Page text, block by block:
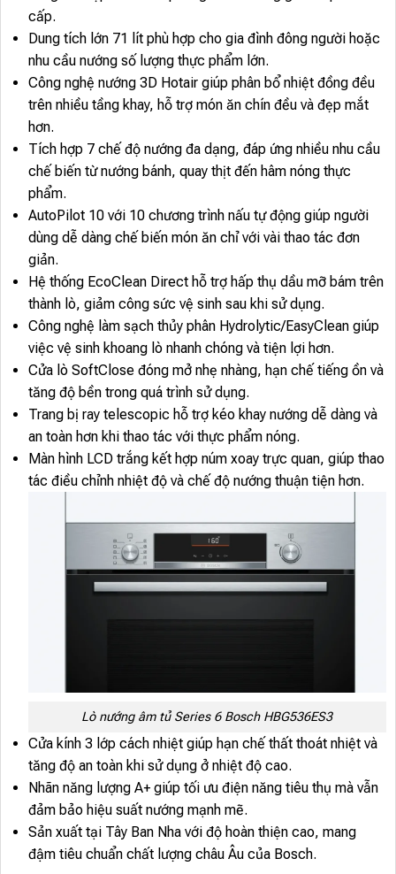
cấp.
Dung tích lớn 71 lít phù hợp cho gia đình đông người hoặc
nhu cầu nướng số lượng thực phẩm lớn.
Công nghệ nướng 3D Hotair giúp phân bổ nhiệt đồng đều
trên nhiều tầng khay, hỗ trợ món ăn chín đều và đẹp mắt
hơn.
Tích hợp 7 chế độ nướng đa dạng, đáp ứng nhiều nhu cầu
chế biến từ nướng bánh, quay thịt đến hâm nóng thực
phẩm.
AutoPilot 10 với 10 chương trình nấu tự động giúp người
dùng dễ dàng chế biến món ăn chỉ với vài thao tác đơn
giản.
Hệ thống EcoClean Direct hỗ trợ hấp thụ dầu mỡ bám trên
thành lò, giảm công sức vệ sinh sau khi sử dụng.
Công nghệ làm sạch thủy phân Hydrolytic/EasyClean giúp
việc vệ sinh khoang lò nhanh chóng và tiện lợi hơn.
Cửa lò SoftClose đóng mở nhẹ nhàng, hạn chế tiếng ồn và
tăng độ bền trong quá trình sử dụng.
Trang bị ray telescopic hỗ trợ kéo khay nướng dễ dàng và
an toàn hơn khi thao tác với thực phẩm nóng.
Màn hình LCD trắng kết hợp núm xoay trực quan, giúp thao
tác điều chỉnh nhiệt độ và chế độ nướng thuận tiện hơn.
Lò nướng âm tủ Series 6 Bosch HBG536ES3
Cửa kính 3 lớp cách nhiệt giúp hạn chế thất thoát nhiệt và
tăng độ an toàn khi sử dụng ở nhiệt độ cao.
Nhãn năng lượng A+ giúp tối ưu điện năng tiêu thụ mà vẫn
đảm bảo hiệu suất nướng mạnh mẽ.
Sản xuất tại Tây Ban Nha với độ hoàn thiện cao, mang
đậm tiêu chuẩn chất lượng châu Âu của Bosch.